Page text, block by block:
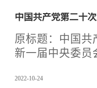
中国共产党第二十
原标题：中国共
新一届中央委员
的决议、关于《
2022-10-24